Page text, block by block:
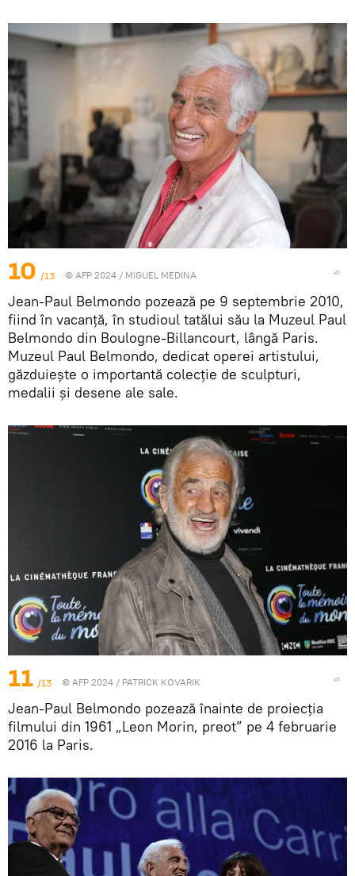
10 /13 © AFP 2024 / MIGUEL MEDINA
Jean-Paul Belmondo pozează pe 9 septembrie 2010,
fiind în vacanță, în studioul tatălui său la Muzeul Paul
Belmondo din Boulogne-Billancourt, lângă Paris.
Muzeul Paul Belmondo, dedicat operei artistului,
găzduiește o importantă colecție de sculpturi,
medalii și desene ale sale.
11 /13 © AFP 2024 / PATRICK KOVARIK
Jean-Paul Belmondo pozează înainte de proiecția
filmului din 1961 „Leon Morin, preot” pe 4 februarie
2016 la Paris.